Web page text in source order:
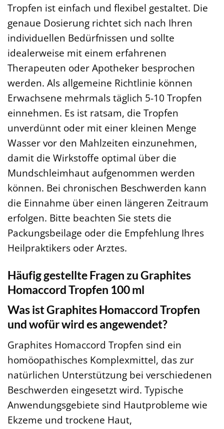
Tropfen ist einfach und flexibel gestaltet. Die
genaue Dosierung richtet sich nach Ihren
individuellen Bedürfnissen und sollte
idealerweise mit einem erfahrenen
Therapeuten oder Apotheker besprochen
werden. Als allgemeine Richtlinie können
Erwachsene mehrmals täglich 5-10 Tropfen
einnehmen. Es ist ratsam, die Tropfen
unverdünnt oder mit einer kleinen Menge
Wasser vor den Mahlzeiten einzunehmen,
damit die Wirkstoffe optimal über die
Mundschleimhaut aufgenommen werden
können. Bei chronischen Beschwerden kann
die Einnahme über einen längeren Zeitraum
erfolgen. Bitte beachten Sie stets die
Packungsbeilage oder die Empfehlung Ihres
Heilpraktikers oder Arztes.
Häufig gestellte Fragen zu Graphites
Homaccord Tropfen 100 ml
Was ist Graphites Homaccord Tropfen
und wofür wird es angewendet?
Graphites Homaccord Tropfen sind ein
homöopathisches Komplexmittel, das zur
natürlichen Unterstützung bei verschiedenen
Beschwerden eingesetzt wird. Typische
Anwendungsgebiete sind Hautprobleme wie
Ekzeme und trockene Haut,